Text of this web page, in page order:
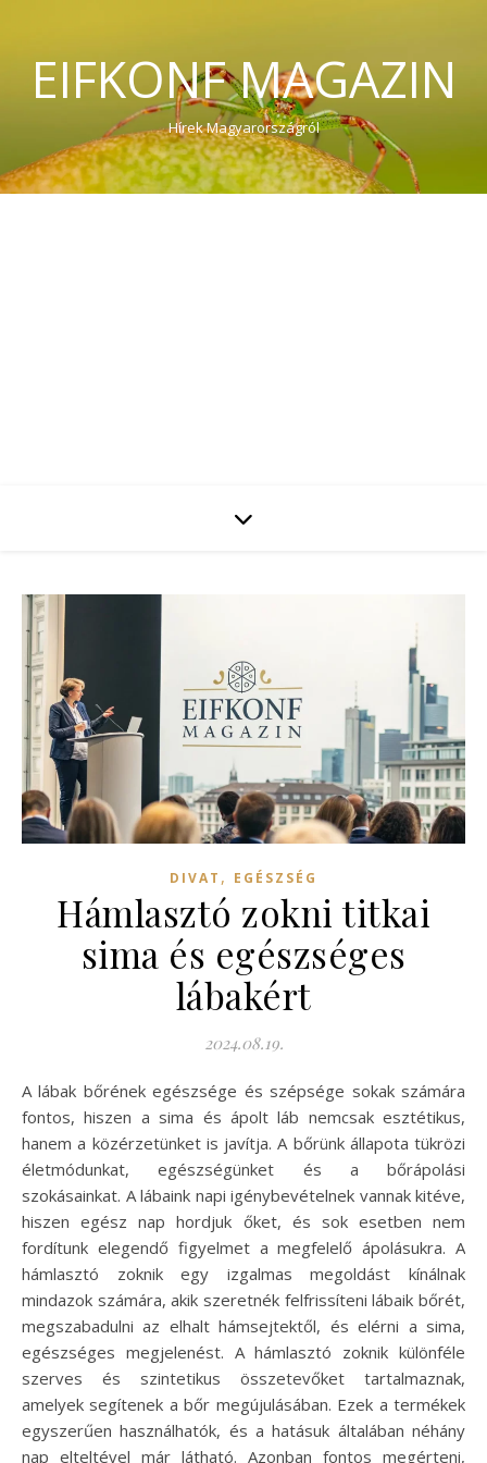
EIFKONF MAGAZIN
Hírek Magyarországról
DIVAT , EGÉSZSÉG
Hámlasztó zokni titkai
sima és egészséges
lábakért
2024.08.19.
A lábak bőrének egészsége és szépsége sokak számára
fontos, hiszen a sima és ápolt láb nemcsak esztétikus,
hanem a közérzetünket is javítja. A bőrünk állapota tükrözi
életmódunkat, egészségünket és a bőrápolási
szokásainkat. A lábaink napi igénybevételnek vannak kitéve,
hiszen egész nap hordjuk őket, és sok esetben nem
fordítunk elegendő figyelmet a megfelelő ápolásukra. A
hámlasztó zoknik egy izgalmas megoldást kínálnak
mindazok számára, akik szeretnék felfrissíteni lábaik bőrét,
megszabadulni az elhalt hámsejtektől, és elérni a sima,
egészséges megjelenést. A hámlasztó zoknik különféle
szerves és szintetikus összetevőket tartalmaznak,
amelyek segítenek a bőr megújulásában. Ezek a termékek
egyszerűen használhatók, és a hatásuk általában néhány
nap elteltével már látható. Azonban fontos megérteni,